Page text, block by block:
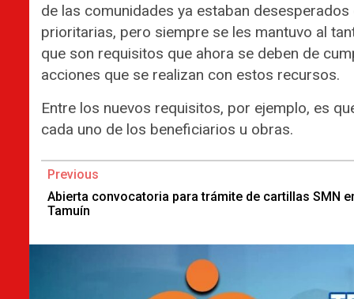
de las comunidades ya estaban
prioritarias, pero siempre se les mantuvo al
que son requisitos que ahora se deben de
acciones que se realizan con estos recursos.
Entre los nuevos requisitos, por ejemplo, es
cada uno de los beneficiarios u obras.
Continue
Reading
Previous
Abierta convocatoria para trámite de cartillas SMN
Tamuín